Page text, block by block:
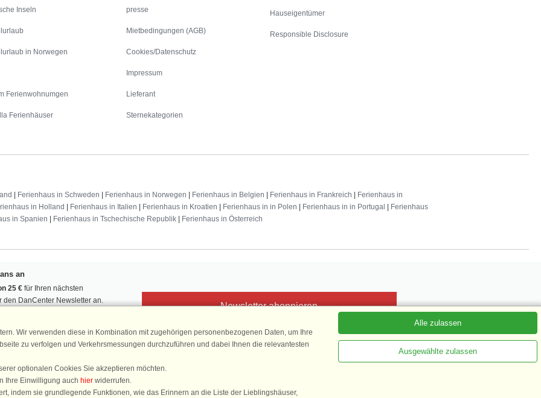
Inseln
in Norwegen
Ferienwohnumgen
Ferienhäuser
presse
Mietbedingungen (AGB)
Cookies/Datenschutz
Impressum
Lieferant
Sternekategorien
Hauseigentümer
Responsible Disclosure
Ferienhaus in Schweden Ferienhaus in Norwegen Ferienhaus in Belgien Ferienhaus in Frankreich
Ferienhaus in
in Holland Ferienhaus in Italien Ferienhaus in Kroatien Ferienhaus in in Polen Ferienhaus in in Portugal
Ferienhaus
in Spanien Ferienhaus in Tschechische Republik Ferienhaus in Österreich
an
25 € für Ihren nächsten
den DanCenter Newsletter an.
und Urlaubstipps!
Newsletter abonnieren
basierend auf mehr 135.870 Kundenbewertungen
Wir verwenden diese in Kombination mit zugehörigen personenbezogenen Daten, um Ihre
zu verfolgen und Verkehrsmessungen durchzuführen und dabei Ihnen die relevantesten
optionalen Cookies Sie akzeptieren möchten.
Ihre Einwilligung auch hier widerrufen.
indem sie grundlegende Funktionen, wie das Erinnern an die Liste der Lieblingshäuser,
Alle zulassen
Ausgewählte zulassen